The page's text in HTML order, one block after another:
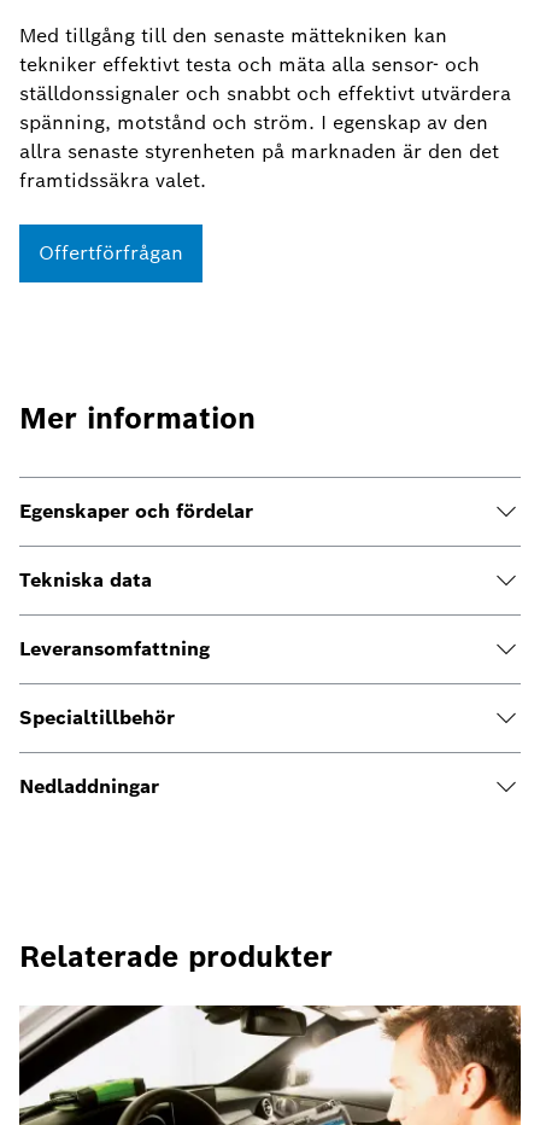
Med tillgång till den senaste mättekniken kan
tekniker effektivt testa och mäta alla sensor- och
ställdonssignaler och snabbt och effektivt utvärdera
spänning, motstånd och ström. I egenskap av den
allra senaste styrenheten på marknaden är den det
framtidssäkra valet.
Offertförfrågan
Mer information
Egenskaper och fördelar
Tekniska data
Leveransomfattning
Specialtillbehör
Nedladdningar
Relaterade produkter